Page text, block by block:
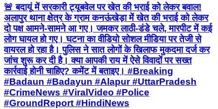
🚨 बदायूं में सरकारी ट्यूबवेल पर खेत की भराई को लेकर बवाल!
अलापुर थाना क्षेत्र के ग्राम कनऊंखेड़ा में खेत की भराई को लेकर
दो पक्ष आमने-सामने आ गए। जमकर लाठी-डंडे चले, मारपीट में कई
लोग घायल हो गए। घटना का वीडियो सोशल मीडिया पर तेजी से
वायरल हो रहा है। पुलिस ने सात लोगों के खिलाफ मुकदमा दर्ज कर
जांच शुरू कर दी है। क्या आपकी राय में ऐसे विवादों पर सख्त
कार्रवाई होनी चाहिए? कमेंट में बताइए। #Breaking
#Badaun #Badayun #Alapur #UttarPradesh
#CrimeNews #ViralVideo #Police
#GroundReport #HindiNews